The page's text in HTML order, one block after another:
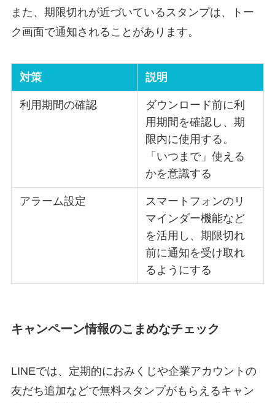
また、期限切れが近づいているスタンプは、トー
ク画面で通知されることがあります。
対策 説明
利用期間の確認
ダウンロード前に利
用期間を確認し、期
限内に使用する。
「いつまで」使える
かを意識する
アラーム設定
スマートフォンのリ
マインダー機能など
を活用し、期限切れ
前に通知を受け取れ
るようにする
キャンペーン情報のこまめなチェック
LINEでは、定期的におみくじや企業アカウントの
友だち追加などで無料スタンプがもらえるキャン